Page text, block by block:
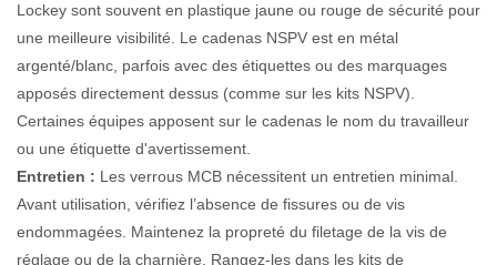
Lockey sont souvent en plastique jaune ou rouge de sécurité pour
une meilleure visibilité. Le cadenas NSPV est en métal
argenté/blanc, parfois avec des étiquettes ou des marquages ​​
apposés directement dessus (comme sur les kits NSPV).
Certaines équipes apposent sur le cadenas le nom du travailleur
ou une étiquette d'avertissement.
Entretien : Les verrous MCB nécessitent un entretien minimal.
Avant utilisation, vérifiez l’absence de fissures ou de vis
endommagées. Maintenez la propreté du filetage de la vis de
réglage ou de la charnière. Rangez-les dans les kits de